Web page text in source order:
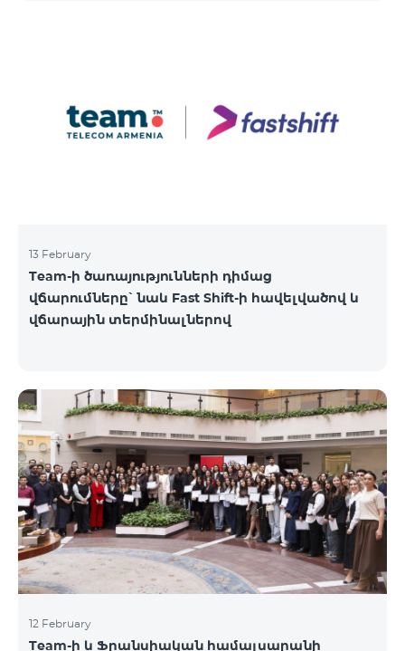
13 February
Team-ի ծառայությունների դիմաց
վճարումները՝ նաև Fast Shift-ի հավելվածով և
վճարային տերմինալներով
12 February
Team-ի և Ֆրանսիական համալսարանի